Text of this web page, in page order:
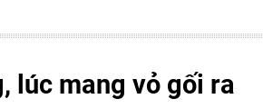
lúc mang vỏ gối ra